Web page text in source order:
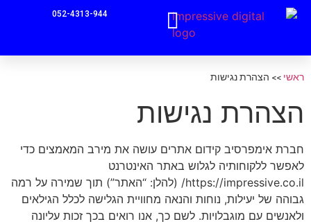
052-4313-944
ראשי >> הצהרת נגישות
הצהרת נגישות
חברת אימפרסיב קידום אתרים עושה את מירב המאמצים כדי
לאפשר ללקוחותיה לגלוש באתר האינטרנט
https://impressive.co.il/ (להלן: “האתר”) תוך שמירה על רמה
גבוהה של יעילות, נוחות והנאה מחוויית הגלישה לכלל הגילאים
ולאנשים עם מוגבלויות. לשם כך, אנו רואים בכך זכות עליונה